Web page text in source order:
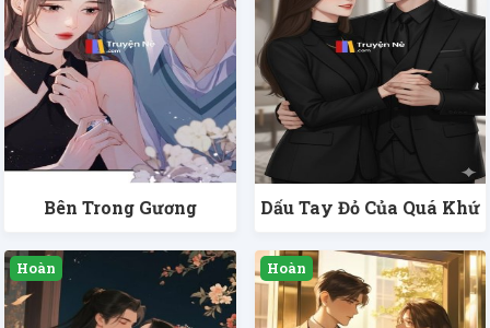
Bên Trong Gương Dấu Tay Đỏ Của Quá Khứ